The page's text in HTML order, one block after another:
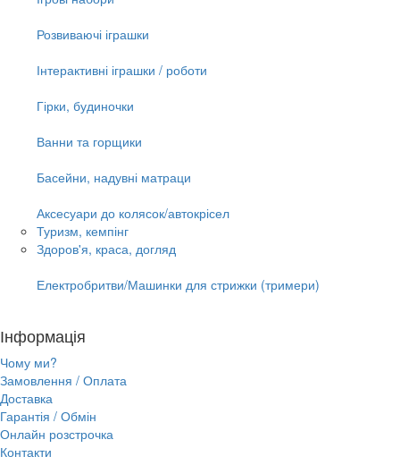
Розвиваючі іграшки
Інтерактивні іграшки / роботи
Гірки, будиночки
Ванни та горщики
Басейни, надувні матраци
Аксесуари до колясок/автокрісел
Туризм, кемпінг
Здоров'я, краса, догляд
Електробритви/Машинки для стрижки (тримери)
Інформація
Чому ми?
Замовлення / Оплата
Доставка
Гарантія / Обмін
Онлайн розстрочка
Контакти